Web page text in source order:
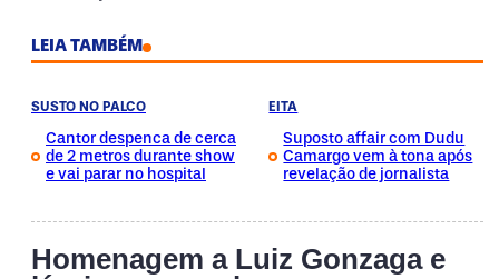
LEIA TAMBÉM
SUSTO NO PALCO
Cantor despenca de cerca
de 2 metros durante show
e vai parar no hospital
EITA
Suposto affair com Dudu
Camargo vem à tona após
revelação de jornalista
Homenagem a Luiz Gonzaga e